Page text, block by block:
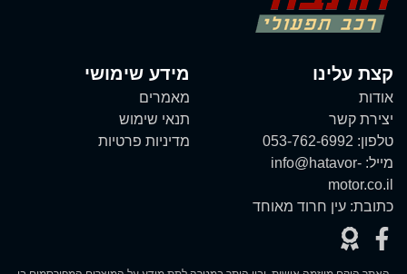
קצת עלינו
אודות
יצירת קשר
טלפון: 053-762-6992
מייל: info@hatavor-
motor.co.il
כתובת: עין חרוד מאוחד
מידע שימושי
מאמרים
תנאי שימוש
מדיניות פרטיות